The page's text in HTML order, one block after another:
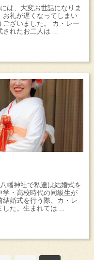
は、大変お世話になりま
お礼が遅くなってしまい
ざいました。 カ・レー
れたお二人は ...
幡神社で私達は結婚式を
学・高校時代の同級生が
婚式を行う際、カ・レ
した。生まれては ...